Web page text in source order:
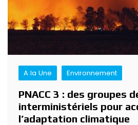
A la Une Environnement
PNACC 3 : des groupes
interministériels pour
l’adaptation climatique